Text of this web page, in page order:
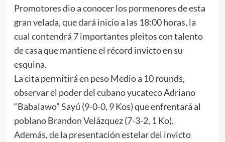
Promotores dio a conocer los pormenores de esta
gran velada, que dará inicio a las 18:00 horas, la
cual contendrá 7 importantes pleitos con talento
de casa que mantiene el récord invicto en su
esquina.
La cita permitirá en peso Medio a 10 rounds,
observar el poder del cubano yucateco Adriano
“Babalawo” Sayú (9-0-0, 9 Kos) que enfrentará al
poblano Brandon Velázquez (7-3-2, 1 Ko).
Además, de la presentación estelar del invicto